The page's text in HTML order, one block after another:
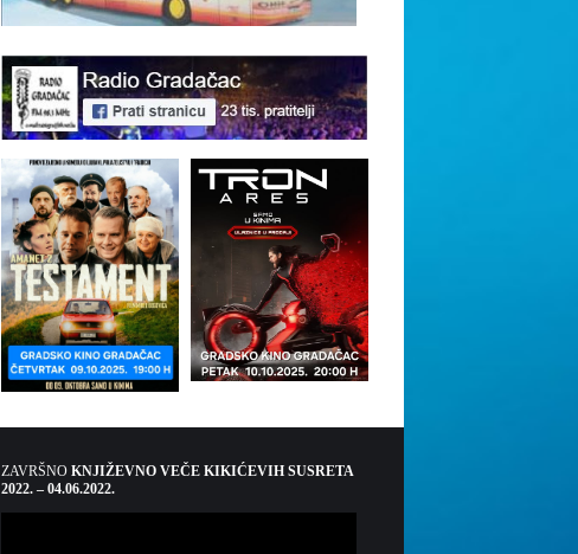
ZAVRŠNO KNJIŽEVNO VEČE KIKIĆEVIH SUSRETA
2022. – 04.06.2022.